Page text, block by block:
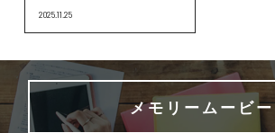
2025.11.25
メモリームービー